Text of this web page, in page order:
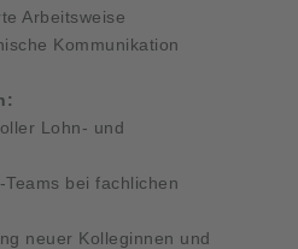
Arbeitsweise
Kommunikation
Lohn- und
bei fachlichen
neuer Kolleginnen und